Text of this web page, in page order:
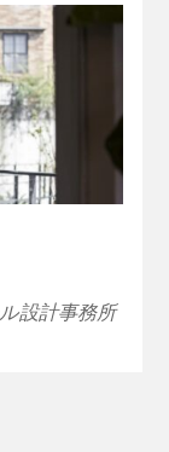
設計事務所